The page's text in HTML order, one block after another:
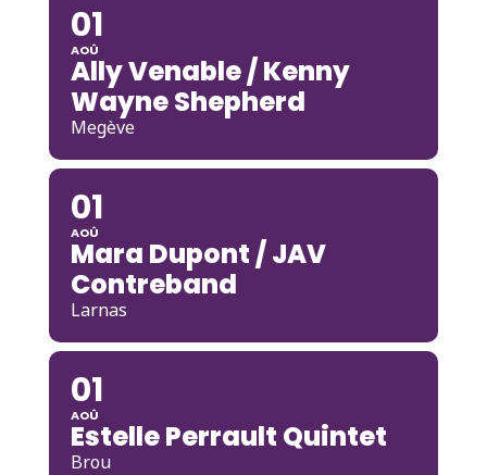
01
AOÛ
Ally Venable / Kenny
Wayne Shepherd
Megève
01
AOÛ
Mara Dupont / JAV
Contreband
Larnas
01
AOÛ
Estelle Perrault Quintet
Brou